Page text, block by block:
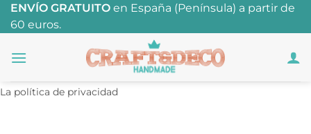
Saltar
ENVÍO GRATUITO en España (Península) a partir de
60 euros.
La política de privacidad